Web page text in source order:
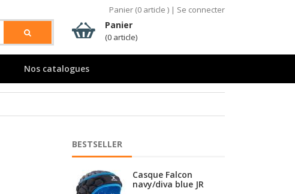
Panier (0 article ) | Se connecter
Panier
(0 article)
Nos catalogues
BESTSELLER
26,00 €
Casque GIL25P002 /
noir SR
ROUGE SR
Casque Falcon
navy/diva blue JR